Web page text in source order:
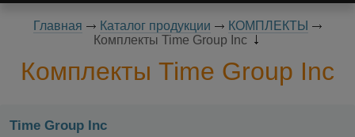
Главная Каталог продукции
КОМПЛЕКТЫ
Комплекты Time Group Inc
Комплекты Time Group Inc
Time Group Inc